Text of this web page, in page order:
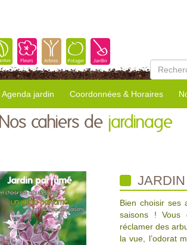
Agenda jardin Coordonnées & Horaires
Nos cahiers de jardinage
Bien choisir ses
saisons ! Vous
réclamer des
la vue, l’odorat